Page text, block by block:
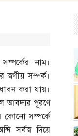
নাম।
সম্পর্ক।
করা যায়।
আবদার পূরণে
কোনো সম্পর্কে
সর্বস্ব দিয়ে